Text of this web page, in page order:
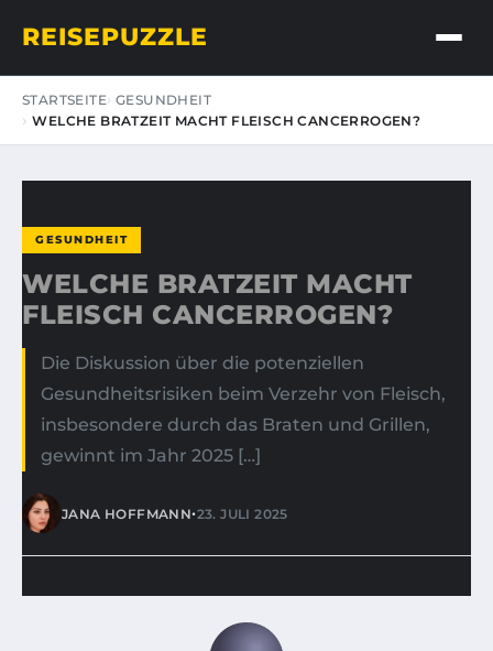
REISEPUZZLE
STARTSEITE GESUNDHEIT
WELCHE BRATZEIT MACHT FLEISCH CANCERROGEN?
GESUNDHEIT
WELCHE BRATZEIT MACHT
FLEISCH CANCERROGEN?
Die Diskussion über die potenziellen
Gesundheitsrisiken beim Verzehr von Fleisch,
insbesondere durch das Braten und Grillen,
gewinnt im Jahr 2025 […]
JANA HOFFMANN•23. JULI 2025